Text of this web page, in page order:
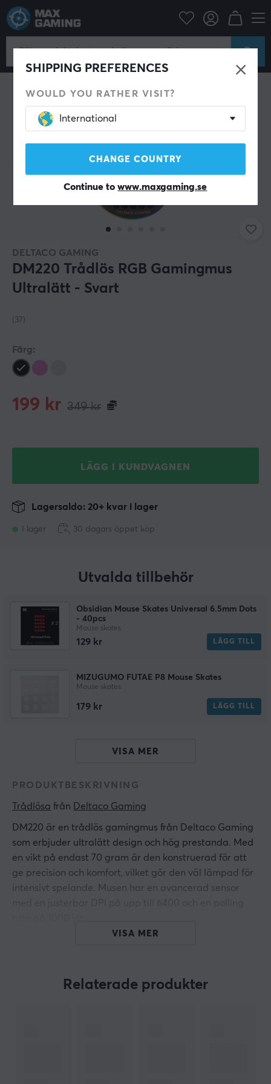
SHIPPING PREFERENCES
WOULD YOU RATHER VISIT?
International
CHANGE COUNTRY
Continue towww.maxgaming.se
Datortillbehör Gamingmus Trådlösa
SPARA 43%
DELTACO GAMING
DM220 Trådlös RGB Gamingmus
Ultralätt - Svart
(37)
Färg:
349kr
199 kr
LÄGG I KUNDVAGNEN
I lager
Lagersaldo: 20+ kvar i lager
30 dagars öppet köp
Utvalda tillbehör
Obsidian Mouse Skates Universal 6.5mm Dots
- 40pcs
Mouse skates
129 kr LÄGG TILL
MIZUGUMO FUTAE P8 Mouse Skates
Mouse skates
179 kr LÄGG TILL
VISA MER
PRODUKTBESKRIVNING
Trådlösa från Deltaco Gaming
DM220 är en trådlös gamingmus från Deltaco Gaming
som erbjuder ultralätt design och hög prestanda. Med
en vikt på endast 70 gram är den konstruerad för att
ge precision och komfort, vilket gör den väl lämpad för
intensivt spelande. Musen har en avancerad sensor
sensorn, SPCP6651, säkerställer en högre känslighet
och snabbare respons under snabba rörelser. Musen
VISA MER
Relaterade produkter